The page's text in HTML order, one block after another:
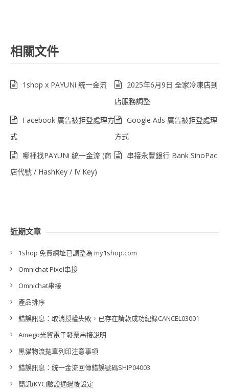
相關文件
1shop x PAYUNi 統一金流
2025年6月9日 全家冷凍店到
店服務調整
Facebook 廣告被拒登處理方
式
Google Ads 廣告被拒登處理
方式
哪裡找PAYUNi 統一金流 (商
店代號 / HashKey / IV Key)
串接永豐銀行 Bank SinoPac
近期文章
1shop 免費網址已調整為 my1shop.com
Omnichat Pixel串接
Omnichat串接
產品排序
錯誤訊息：取消授權失敗，已存在請款成功紀錄CANCEL03001
Amego光貿電子發票串接說明
黑貓物流拋單列印注意事項
錯誤訊息：統一金流回傳錯誤號碼SHIP04003
簡訊(KYC)驗證通過後設定